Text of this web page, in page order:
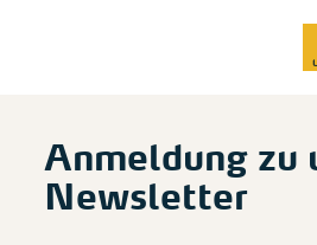
Anmeldung zu
Newsletter